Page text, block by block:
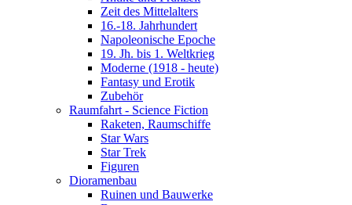
Zeit des Mittelalters
16.-18. Jahrhundert
Napoleonische Epoche
19. Jh. bis 1. Weltkrieg
Moderne (1918 - heute)
Fantasy und Erotik
Zubehör
Raumfahrt - Science Fiction
Raketen, Raumschiffe
Star Wars
Star Trek
Figuren
Dioramenbau
Ruinen und Bauwerke